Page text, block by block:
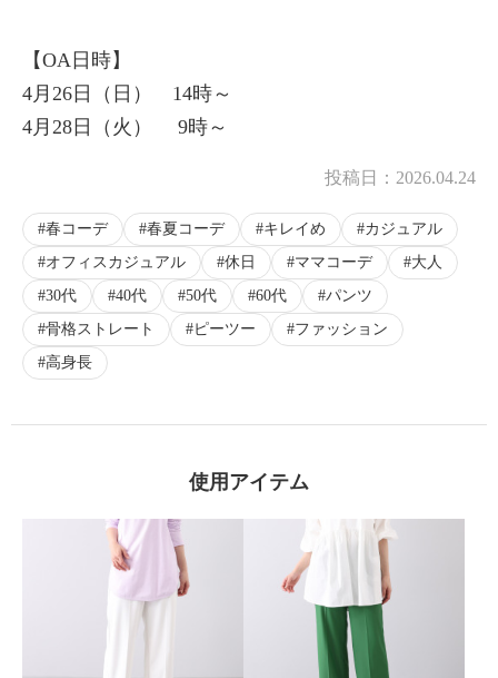
【OA日時】
4月26日（日） 14時～
4月28日（火） 9時～
投稿日： 2026.04.24
春コーデ 春夏コーデ キレイめ
カジュアル
オフィスカジュアル
休日 ママコーデ
大人
30代
40代 50代 60代
パンツ
骨格ストレート
ピーツー
ファッション
高身長
使用アイテム